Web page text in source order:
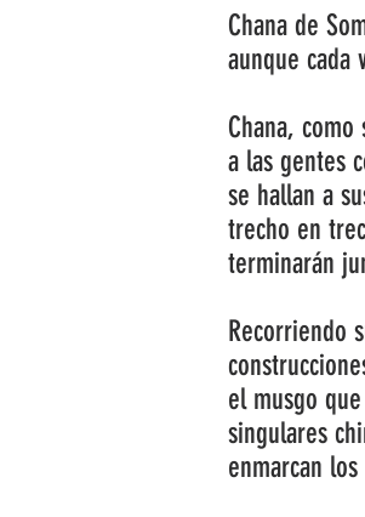
Chana de
aunque cada
Chana,
a las gentes
se hallan a
trecho en
terminarán
Recorriendo
el musgo
singulares
enmarcan